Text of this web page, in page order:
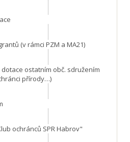
(v rámci PZM a MA21)
ostatním obč. sdružením
přírody…)
ochránců SPR Habrov"